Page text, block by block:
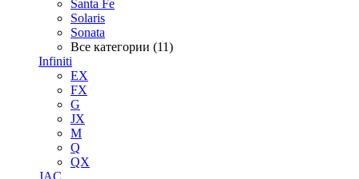
Santa Fe
Solaris
Sonata
Все категории (11)
Infiniti
EX
FX
G
JX
M
Q
QX
JAC